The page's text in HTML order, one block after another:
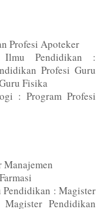
Profesi Apoteker
Ilmu Pendidikan :
Profesi Guru
Fisika
: Program Profesi
Manajemen
Pendidikan : Magister
Pendidikan